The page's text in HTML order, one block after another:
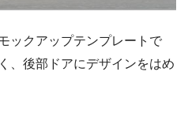
ックアップテンプレートで
、後部ドアにデザインをはめ